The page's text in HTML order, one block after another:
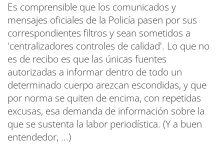
Es comprensible que los comunicados y
mensajes oficiales de la Policía pasen por sus
correspondientes filtros y sean sometidos a
'centralizadores controles de calidad'. Lo que no
es de recibo es que las únicas fuentes
autorizadas a informar dentro de todo un
determinado cuerpo arezcan escondidas, y que
por norma se quiten de encima, con repetidas
excusas, esa demanda de información sobre la
que se sustenta la labor periodística. (Y a buen
entendedor, ...)